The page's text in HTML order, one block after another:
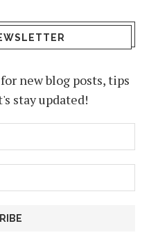
new blog posts, tips
stay updated!